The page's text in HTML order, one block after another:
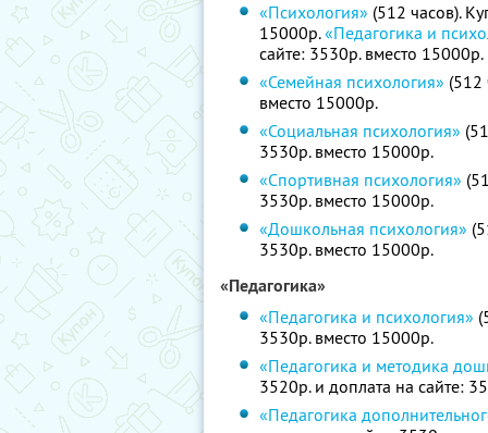
«Психология» (512 часов).
15000р.«Педагогика и
сайте: 3530р. вместо 15000р.
«Семейная психология» (512
вместо 15000р.
«Социальная психология»
3530р. вместо 15000р.
«Спортивная психология»
3530р. вместо 15000р.
«Дошкольная психология»
3530р. вместо 15000р.
«Педагогика»
«Педагогика и психология»
3530р. вместо 15000р.
«Педагогика и методика
3520р. и доплата на сайте:
«Педагогика